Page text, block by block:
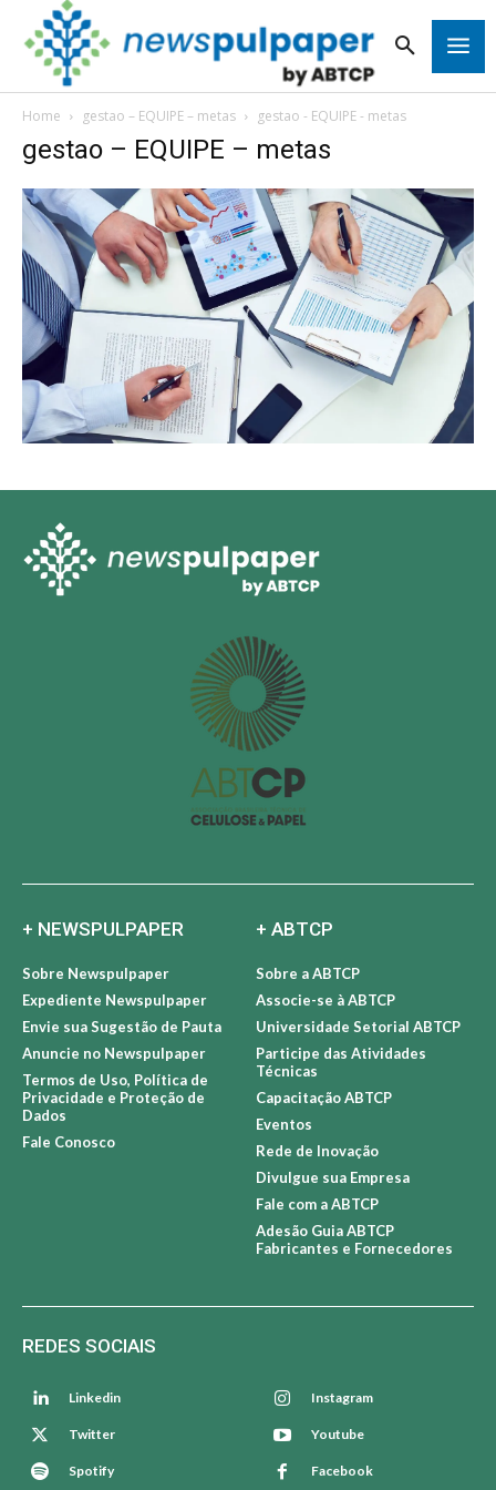
Home gestao – EQUIPE – metas gestao - EQUIPE - metas
gestao – EQUIPE – metas
+ NEWSPULPAPER
Sobre Newspulpaper
Expediente Newspulpaper
Envie sua Sugestão de Pauta
Anuncie no Newspulpaper
Termos de Uso, Política de
Privacidade e Proteção de
Dados
Fale Conosco
+ ABTCP
Sobre a ABTCP
Associe-se à ABTCP
Universidade Setorial ABTCP
Participe das Atividades
Técnicas
Capacitação ABTCP
Eventos
Rede de Inovação
Divulgue sua Empresa
Fale com a ABTCP
Adesão Guia ABTCP
Fabricantes e Fornecedores
REDES SOCIAIS
Linkedin Instagram
Twitter Youtube
Spotify Facebook